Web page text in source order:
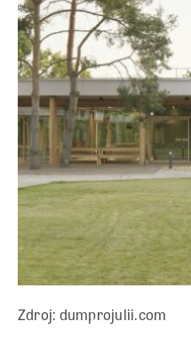
Zdroj: dumprojulii.com